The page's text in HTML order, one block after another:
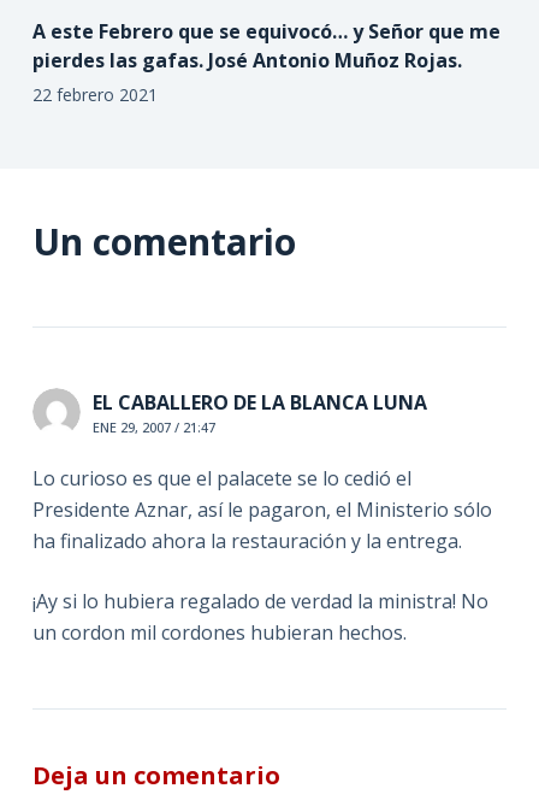
A este Febrero que se equivocó… y Señor que me
pierdes las gafas. José Antonio Muñoz Rojas.
22 febrero 2021
Un comentario
EL CABALLERO DE LA BLANCA LUNA
ENE 29, 2007 / 21:47
Lo curioso es que el palacete se lo cedió el
Presidente Aznar, así le pagaron, el Ministerio sólo
ha finalizado ahora la restauración y la entrega.
¡Ay si lo hubiera regalado de verdad la ministra! No
un cordon mil cordones hubieran hechos.
Deja un comentario